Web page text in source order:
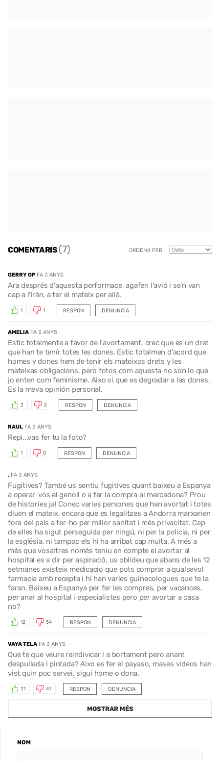
COMENTARIS(7) ORDENA PER
GERRY GP FA 3 ANYS
Ara després d'aquesta performace, agafen l'avió i se'n van
cap a l'Irán, a fer el mateix per allà.
RESPON
1 1 DENUNCIA
AMELIA FA 3 ANYS
Estic totalmente a favor de l'avortament, crec que es un dret
que han te tenír totes les dones. Estic totalmen d'acord que
homes y dones hem de tenír els mateixos drets y les
mateixas obligacions, pero fotos com aquesta no son lo que
jo enten com feminisme. Aixo si que es degradar a las dones.
Es la meva opinión personal.
RESPON
2 2 DENUNCIA
RAUL FA 3 ANYS
Repi...vas fer tu la foto?
RESPON
1 0 DENUNCIA
. FA 3 ANYS
Fugitives? També us sentiu fugitives quant baixeu a Espanya
a operar-vos el genoll o a fer la compra al mercadona? Prou
de histories ja! Conec varies persones que han avortat i totes
diuen el mateix, encara que es legalitzes a Andorra marxarien
fora del país a fer-ho per millor sanitat i més privacitat. Cap
de elles ha sigut perseguida per ningú, ni per la policia, ni per
la església, ni tampoc els hi ha arribat cap multa. A més a
més que vosaltres només teniu en compte el avortar al
hospital es a dir per aspiració, us oblideu que abans de les 12
setmanes existeix medicacio que pots comprar a qualsevol
farmacia amb recepta i hi han varies guinecologues que te la
faran. Baixeu a Espanya per fer les compres, per vacances,
per anar al hospital i especialistes pero per avortar a casa
no?
RESPON
12 54 DENUNCIA
VAYA TELA FA 3 ANYS
Que te que veure reindivicar l a bortament pero anant
despullada i pintada? Aixo es fer el payaso, mases videos han
vist,quin poc servei, sigui home o dona.
RESPON
21 47 DENUNCIA
MOSTRAR MÉS
NOM